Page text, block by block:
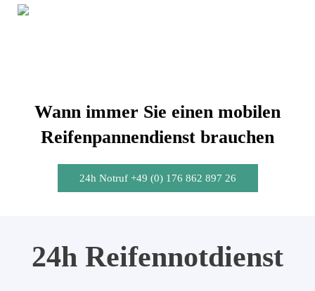
Wann immer Sie einen mobilen
Reifenpannendienst brauchen
24h Notruf +49 (0) 176 862 897 26
24h Reifennotdienst